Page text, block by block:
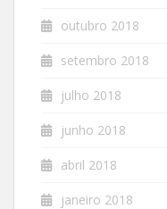
outubro 2018
setembro 2018
julho 2018
junho 2018
abril 2018
janeiro 2018